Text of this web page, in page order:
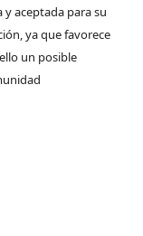
aceptada para su
ya que favorece
un posible